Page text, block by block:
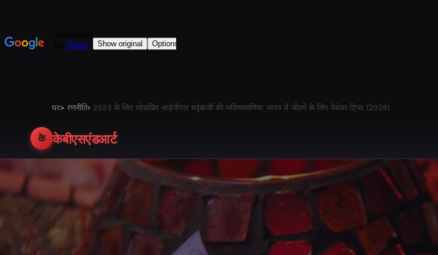
घर> रणनीति› 2023 के लिए लोकप्रिय आईपीएल सट्टेबाजी की भविष्यवाणियां: भारत में जीतने के लिए पेशेवर टिप्स (2026)
के केबीएसएंडआर्ट